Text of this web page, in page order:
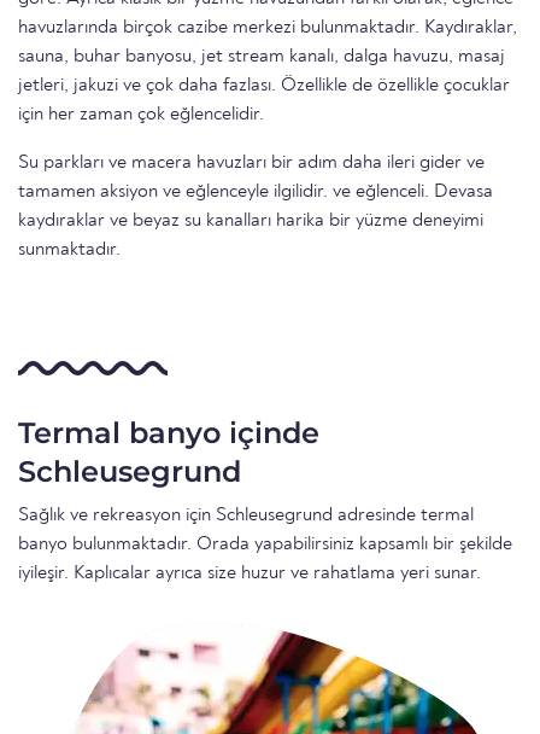
havuzlarında birçok cazibe merkezi bulunmaktadır. Kaydıraklar,
sauna, buhar banyosu, jet stream kanalı, dalga havuzu, masaj
jetleri, jakuzi ve çok daha fazlası. Özellikle de özellikle çocuklar
için her zaman çok eğlencelidir.
Su parkları ve macera havuzları bir adım daha ileri gider ve
tamamen aksiyon ve eğlenceyle ilgilidir. ve eğlenceli. Devasa
kaydıraklar ve beyaz su kanalları harika bir yüzme deneyimi
sunmaktadır.
Termal banyo içinde
Schleusegrund
Sağlık ve rekreasyon için Schleusegrund adresinde termal
banyo bulunmaktadır. Orada yapabilirsiniz kapsamlı bir şekilde
iyileşir. Kaplıcalar ayrıca size huzur ve rahatlama yeri sunar.